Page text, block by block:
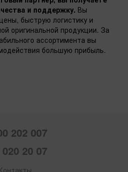
и поддержку. Вы
быструю логистику и
оригинальной продукции. За
ассортимента вы
большую прибыль.
202 007
20 07